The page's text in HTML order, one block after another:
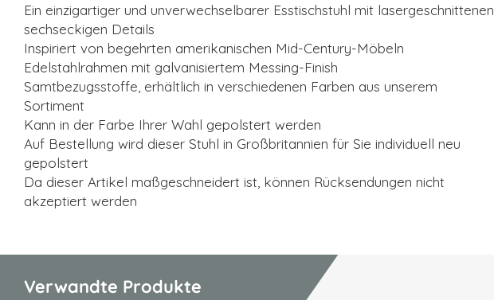
Ein einzigartiger und unverwechselbarer Esstischstuhl mit lasergeschnittenen
sechseckigen Details
Inspiriert von begehrten amerikanischen Mid-Century-Möbeln
Edelstahlrahmen mit galvanisiertem Messing-Finish
Samtbezugsstoffe, erhältlich in verschiedenen Farben aus unserem
Sortiment
Kann in der Farbe Ihrer Wahl gepolstert werden
Auf Bestellung wird dieser Stuhl in Großbritannien für Sie individuell neu
gepolstert
Da dieser Artikel maßgeschneidert ist, können Rücksendungen nicht
akzeptiert werden
Verwandte Produkte